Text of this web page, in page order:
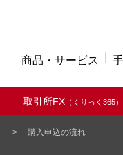
商品・サービス
取引所FX（くりっく365）
購入申込の流れ